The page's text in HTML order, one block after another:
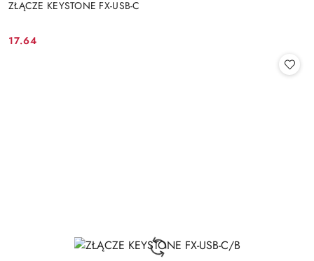
ZŁĄCZE KEYSTONE FX-USB-C
Cena:
17.64